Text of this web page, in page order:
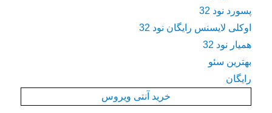
پسورد نود 32
اوکلی لایسنس رایگان نود 32
همیار نود 32
بهترین سئو
رایگان
خرید آنتی ویروس